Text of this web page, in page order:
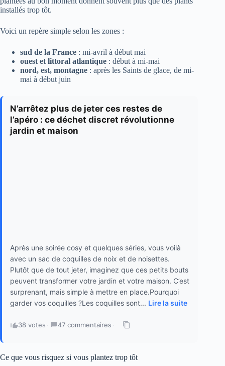
installés trop tôt.
Voici un repère simple selon les zones :
sud de la France : mi-avril à début mai
ouest et littoral atlantique : début à mi-mai
nord, est, montagne : après les Saints de glace, de mi-
mai à début juin
N’arrêtez plus de jeter ces restes de
l’apéro : ce déchet discret révolutionne
jardin et maison
Après une soirée cosy et quelques séries, vous voilà
avec un sac de coquilles de noix et de noisettes.
Plutôt que de tout jeter, imaginez que ces petits bouts
peuvent transformer votre jardin et votre maison. C’est
surprenant, mais simple à mettre en place.Pourquoi
garder vos coquilles ?Les coquilles sont... Lire la suite
38 votes · 47 commentaires ·
Ce que vous risquez si vous plantez trop tôt